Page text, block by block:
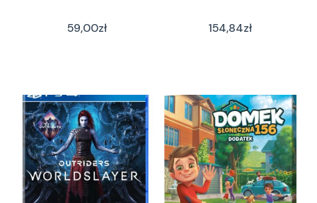
59,00zł 154,84zł